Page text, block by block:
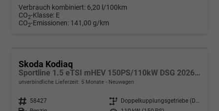
Verbrauch kombiniert: 6,20 l/100km
CO2-Klasse: E
CO2-Emissionen: 141,00 g/km
Skoda Kodiaq
Sportline 1.5 eTSI mHEV 150PS/110kW DSG 2026 +CANTON+CONVENIENCE PLUS+PERFORMANCE+AKUSTIK
unverbindliche Lieferzeit: 5 Monate Neuwagen
Fahrzeugnr. 58427 Getriebe
Doppelkupplungsgetriebe (DSG)